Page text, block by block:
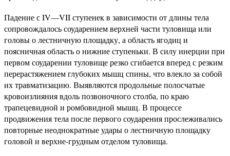
Падение с IV—VII ступенек в зависимости от длины тела
сопровождалось соударением верхней части туловища или
головы о лестничную площадку, а область ягодиц и
поясничная область о нижние ступеньки. В силу инерции при
первом соударении туловище резко сгибается вперед с резким
перерастяжением глубоких мышц спины, что влекло за собой
их травматизацию. Выявляются продольные полосчатые
кровоизлияния вдоль позвоночного столба, по краю
трапецевидной и ромбовидной мышц. В процессе
продвижения тела после первого соударения прослеживались
повторные неоднократные удары о лестничную площадку
головой и верхне-грудным отделом туловища.